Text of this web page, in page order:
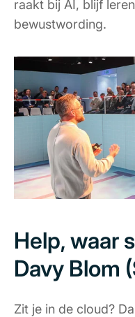
raakt bij AI, blijf
bewustwording.
Help, waar
Davy Blom
Zit je in de cloud?